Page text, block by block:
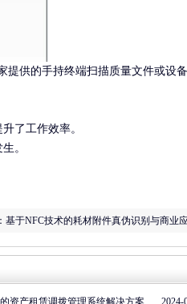
提供的手持终端扫描质量文件或设
了工作效率。
。
基于NFC技术的耗材附件真伪识别与商业
2024-
资产租赁调拨管理系统解决方案